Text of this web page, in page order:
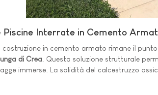
Piscine Interrate in Cemento
costruzione in cemento armato rimane il
di Crea . Questa soluzione strutturale
immerse. La solidità del calcestruzzo